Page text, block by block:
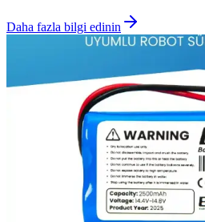
Daha fazla bilgi edinin